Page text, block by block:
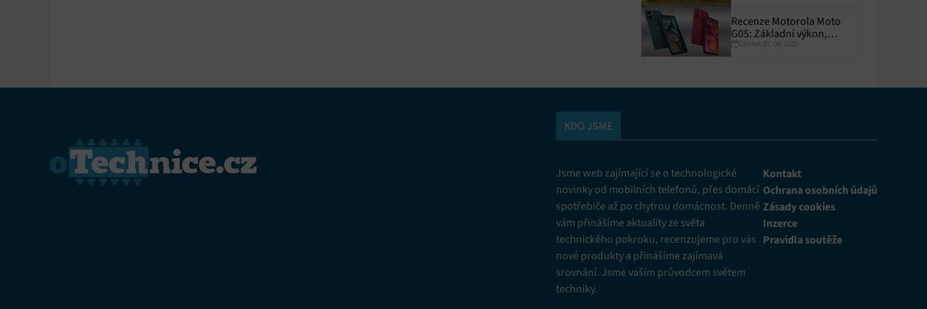
Recenze Motorola Moto
G05: Základní výkon,
skvělá výdrž
Čtvrtek 07. 08. 2025
KDO JSME
Jsme web zajímající se o technologické
novinky od mobilních telefonů, přes domácí
spotřebiče až po chytrou domácnost. Denně
vám přinášíme aktuality ze světa
technického pokroku, recenzujeme pro vás
nové produkty a přinášíme zajímavá
srovnání. Jsme vaším průvodcem světem
techniky.
Kontakt
Ochrana osobních údajů
Zásady cookies
Inzerce
Pravidla soutěže